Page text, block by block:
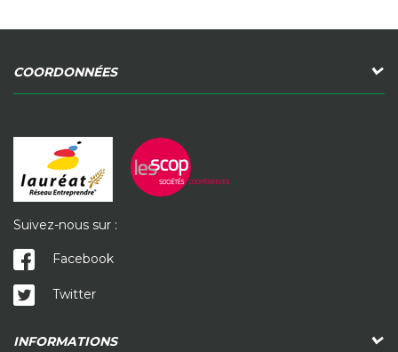
COORDONNÉES
Suivez-nous sur :
Facebook
Twitter
INFORMATIONS